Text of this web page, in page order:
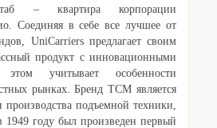
– квартира корпорации
Соединяя в себе все лучшее от
UniCarriers предлагает своим
продукт с инновационными
учитывает особенности
рынках. Бренд TCM является
производства подъемной техники,
1949 году был произведен первый